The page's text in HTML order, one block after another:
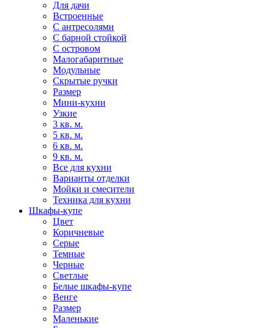
Для дачи
Встроенные
С антресолями
С барной стойкой
С островом
Малогабаритные
Модульные
Скрытые ручки
Размер
Мини-кухни
Узкие
3 кв. м.
5 кв. м.
6 кв. м.
9 кв. м.
Все для кухни
Варианты отделки
Мойки и смесители
Техника для кухни
Шкафы-купе
Цвет
Коричневые
Серые
Темные
Черные
Светлые
Белые шкафы-купе
Венге
Размер
Маленькие